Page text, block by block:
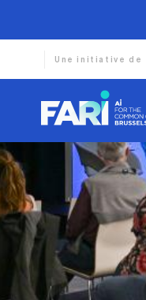
Une initiative de